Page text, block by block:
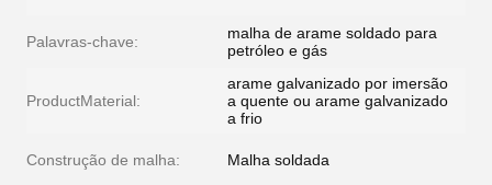
Palavras-chave:
malha de arame soldado para
petróleo e gás
ProductMaterial:
arame galvanizado por imersão
a quente ou arame galvanizado
a frio
Construção de malha: Malha soldada